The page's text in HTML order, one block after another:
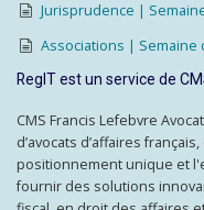
Jurisprudence |
Associations | Semaine
RegIT est un service de
CMS Francis Lefebvre
d’avocats d’affaires
positionnement unique et
fournir des solutions